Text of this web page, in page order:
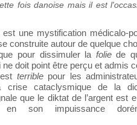
fois danoise mais il est
une mystification médicalo-
construite autour de quelque
pour dissimuler la foliede
doit point être perçu et admis
terriblepour les
cataclysmique de la
que le diktat de l’argent est
en son impuissance